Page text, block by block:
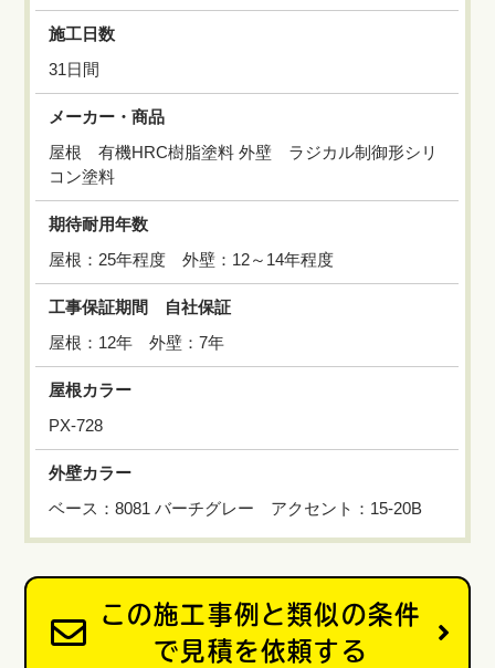
施工日数
31日間
メーカー・商品
屋根 有機HRC樹脂塗料 外壁 ラジカル制御形シリ
コン塗料
期待耐用年数
屋根：25年程度 外壁：12～14年程度
工事保証期間 自社保証
屋根：12年 外壁：7年
屋根カラー
PX-728
外壁カラー
ベース：8081 バーチグレー アクセント：15-20B
この施工事例と類似の条件
で見積を依頼する